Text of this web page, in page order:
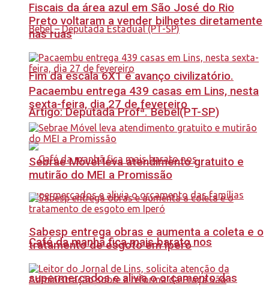
Fim da escala 6X1 é avanço civilizatório.
Artigo: Deputada Profª. Bebel(PT-SP)
Café da manhã fica mais barato nos
supermercados e alivia o orçamento das
Fiscais da área azul em São José do Rio
Preto voltaram a vender bilhetes diretamente
nas ruas
Pacaembu entrega 439 casas em Lins, nesta
sexta-feira, dia 27 de fevereiro
Sebrae Móvel leva atendimento gratuito e
mutirão do MEI a Promissão
Sabesp entrega obras e aumenta a coleta e o
tratamento de esgoto em Iperó